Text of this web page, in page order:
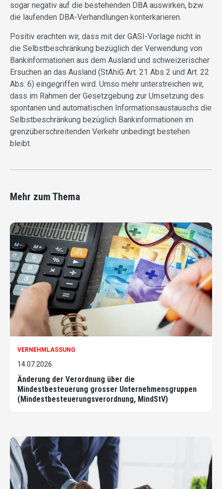
sogar negativ auf die bestehenden DBA auswirken, bzw.
die laufenden DBA-Verhandlungen konterkarieren.
Positiv erachten wir, dass mit der GASI-Vorlage nicht in
die Selbstbeschränkung bezüglich der Verwendung von
Bankinformationen aus dem Ausland und schweizerischer
Ersuchen an das Ausland (StAhiG Art. 21 Abs 2 und Art. 22
Abs. 6) eingegriffen wird. Umso mehr unterstreichen wir,
dass im Rahmen der Gesetzgebung zur Umsetzung des
spontanen und automatischen Informationsaustauschs die
Selbstbeschränkung bezüglich Bankinformationen im
grenzüberschreitenden Verkehr unbedingt bestehen
bleibt.
Mehr zum Thema
VERNEHMLASSUNG
14.07.2026
Änderung der Verordnung über die
Mindestbesteuerung grosser Unternehmensgruppen
(Mindestbesteuerungsverordnung, MindStV)